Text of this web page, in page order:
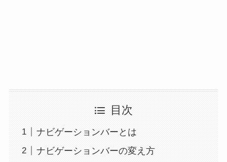
目次
ナビゲーションバーとは
ナビゲーションバーの変え方